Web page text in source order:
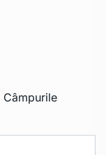
Câmpurile